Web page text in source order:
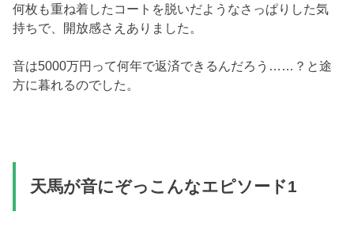
何枚も重ね着したコートを脱いだようなさっぱりした気
持ちで、開放感さえありました。
音は5000万円って何年で返済できるんだろう……？と途
方に暮れるのでした。
天馬が音にぞっこんなエピソード1